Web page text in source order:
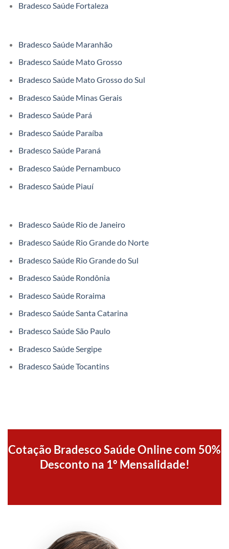
Bradesco Saúde Fortaleza
Bradesco Saúde Maranhão
Bradesco Saúde Mato Grosso
Bradesco Saúde Mato Grosso do Sul
Bradesco Saúde Minas Gerais
Bradesco Saúde Pará
Bradesco Saúde Paraíba
Bradesco Saúde Paraná
Bradesco Saúde Pernambuco
Bradesco Saúde Piauí
Bradesco Saúde Rio de Janeiro
Bradesco Saúde Rio Grande do Norte
Bradesco Saúde Rio Grande do Sul
Bradesco Saúde Rondônia
Bradesco Saúde Roraima
Bradesco Saúde Santa Catarina
Bradesco Saúde São Paulo
Bradesco Saúde Sergipe
Bradesco Saúde Tocantins
Cotação Bradesco Saúde Online com 50%
Desconto na 1º Mensalidade!